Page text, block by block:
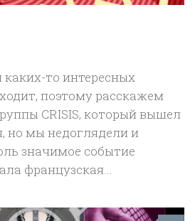
то интересных
поэтому расскажем
CRISIS, который вышел
но мы недоглядели и
значимое событие
французская...